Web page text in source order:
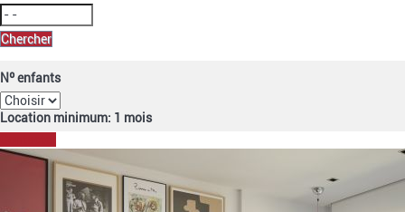
Chercher
Nº enfants
Location minimum: 1 mois